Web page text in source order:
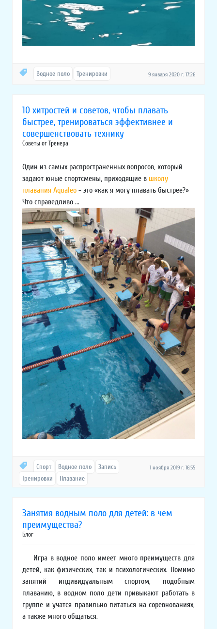
9 января 2020 г. 17:26
Водное поло Тренировки
10 хитростей и советов, чтобы плавать
быстрее, тренироваться эффективнее и
совершенствовать технику
Советы от Тренера
Один из самых распространенных вопросов, который
задают юные спортсмены, приходящие в школу
плавания Aqualeo - это «как я могу плавать быстрее?»
Что справедливо ...
1 ноября 2019 г. 16:55
Спорт Водное поло
Запись
Тренировки
Плавание
Занятия водным поло для детей: в чем
преимущества?
Блог
Игра в водное поло имеет много преимуществ для
детей, как физических, так и психологических. Помимо
занятий индивидуальным спортом, подобным
плаванию, в водном поло дети привыкают работать в
группе и учатся правильно питаться на соревнованиях,
а также много общаться.